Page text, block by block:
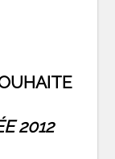
2012